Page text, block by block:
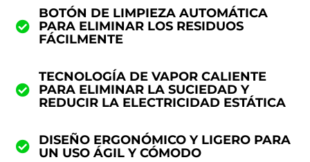
BOTÓN DE LIMPIEZA AUTOMÁTICA
PARA ELIMINAR LOS RESIDUOS
FÁCILMENTE
TECNOLOGÍA DE VAPOR CALIENTE
PARA ELIMINAR LA SUCIEDAD Y
REDUCIR LA ELECTRICIDAD ESTÁTICA
DISEÑO ERGONÓMICO Y LIGERO PARA
UN USO ÁGIL Y CÓMODO